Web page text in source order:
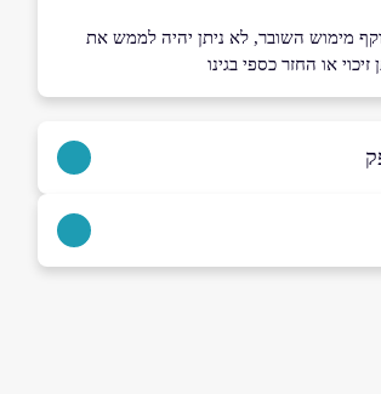
מימוש השובר, לא ניתן יהיה לממש את
זיכוי או החזר כספי בגינו
בפייסבוק באינסטגרם